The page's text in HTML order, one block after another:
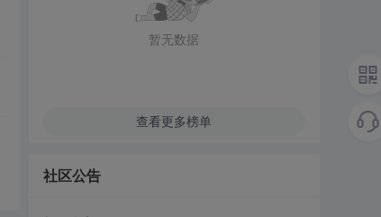
暂无数据
查看更多榜单
社区公告